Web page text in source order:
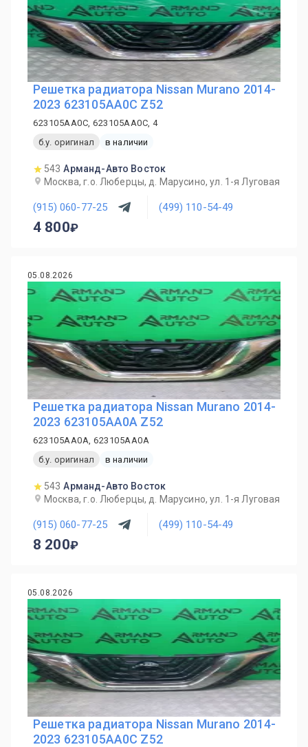
Решетка радиатора Nissan Murano 2014-
2023 623105AA0C Z52
623105AA0C, 623105AA0C, 4
б.у. оригинал
в наличии
543 Арманд-Авто Восток
Москва, г.о. Люберцы, д. Марусино, ул. 1-я Луговая
(915) 060-77-25 (499) 110-54-49
4 800
05.08.2026
Решетка радиатора Nissan Murano 2014-
2023 623105AA0A Z52
623105AA0A, 623105AA0A
б.у. оригинал
в наличии
543 Арманд-Авто Восток
Москва, г.о. Люберцы, д. Марусино, ул. 1-я Луговая
(915) 060-77-25 (499) 110-54-49
8 200
05.08.2026
Решетка радиатора Nissan Murano 2014-
2023 623105AA0C Z52